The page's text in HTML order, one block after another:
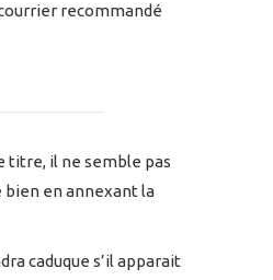
recommandé
titre, il ne semble pas
bien en annexant la
caduque s’il apparait